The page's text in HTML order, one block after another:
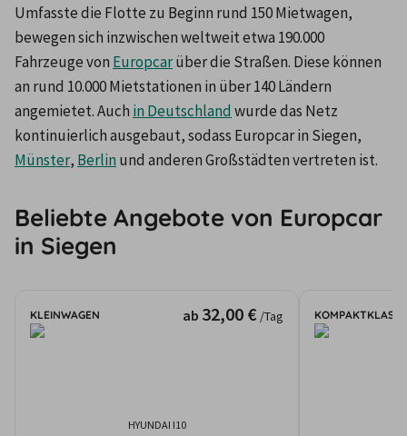
Umfasste die Flotte zu Beginn rund 150 Mietwagen,
bewegen sich inzwischen weltweit etwa 190.000
Fahrzeuge von Europcar über die Straßen. Diese können
an rund 10.000 Mietstationen in über 140 Ländern
angemietet. Auch in Deutschland wurde das Netz
kontinuierlich ausgebaut, sodass Europcar in Siegen,
Münster, Berlin und anderen Großstädten vertreten ist.
Beliebte Angebote von Europcar
in Siegen
KLEINWAGEN ab 32,00 € /Tag
HYUNDAI I10
KOMPAKTKLASSE